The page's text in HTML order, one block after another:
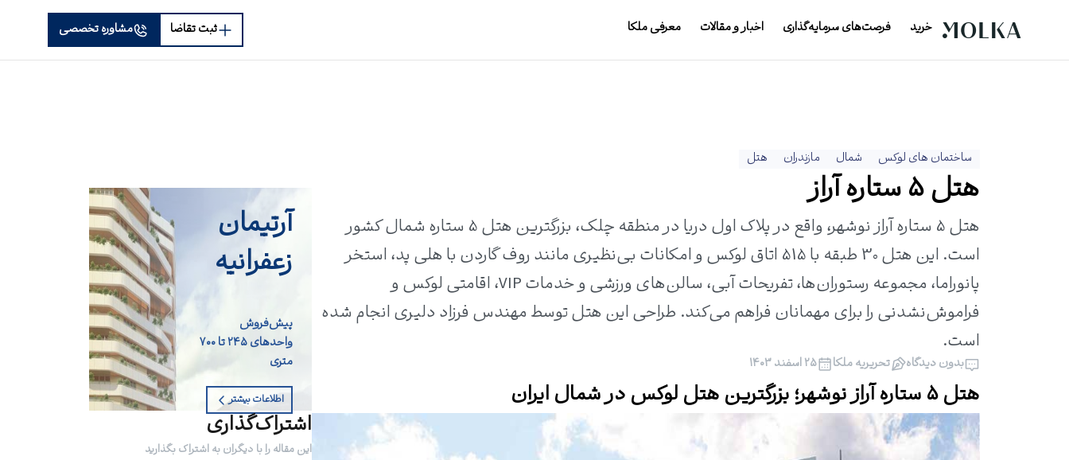
خرید فرصت‌های سرمایه‌گذاری اخبار و مقالات معرفی ملکا ثبت تقاضا مشاوره تخصصی
ساختمان های لوکس شمال مازندران هتل
هتل ۵ ستاره آراز
هتل 5 ستاره آراز نوشهر، واقع در پلاک اول دریا در منطقه چلک، بزرگترین هتل 5 ستاره شمال کشور
است. این هتل 30 طبقه با 515 اتاق لوکس و امکانات بی‌نظیری مانند روف گاردن با هلی پد، استخر
پانوراما، مجموعه رستوران‌ها، تفریحات آبی، سالن‌های ورزشی و خدمات VIP، اقامتی لوکس و
فراموش‌نشدنی را برای مهمانان فراهم می‌کند. طراحی این هتل توسط مهندس فرزاد دلیری انجام شده
است.
بدون دیدگاه تحریریه ملکا ۲۵ اسفند ۱۴۰۳
هتل ۵ ستاره آراز نوشهر؛ بزرگترین هتل لوکس در شمال ایران
آرتیمان
زعفرانیه
پیش‌فروش
واحد‌های ۲۴۵ تا ۷۰۰
متری
اطلاعات بیشتر
اشتراک‌گذاری
این مقاله را با دیگران به اشتراک بگذارید